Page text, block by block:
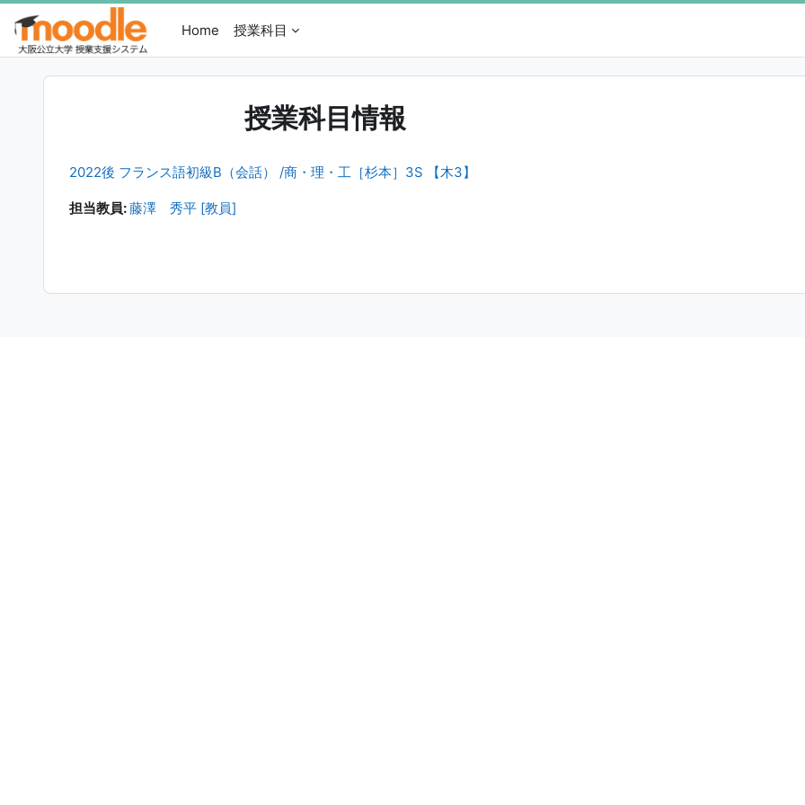
メインコンテンツへスキップする
Home
授業科目
授業科目情報
2022後 フランス語初級B（会話） /商・理・工［杉本］3S 【木3】
担当教員:藤澤 秀平 [教員]